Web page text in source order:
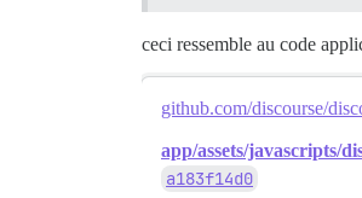
ceci ressemble au code
github.com/discourse/
app/assets/javascripts/
a183f14d0